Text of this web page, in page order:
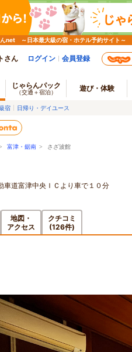
net ～日本最大級の宿・ホテル予約サイト～
さん ログイン 会員登録
じゃらんパック
（交通＋宿泊） 遊び・体験
宿 日帰り・デイユース
富津・鋸南 > さざ波館
車道富津中央ＩＣより車で１０分
地図・
アクセス
クチコミ
(126件)